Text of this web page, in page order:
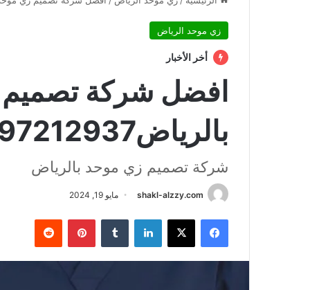
زي موحد الرياض
أخر الأخبار
افضل شركة
بالرياض0597212937
شركة تصميم زي موحد بالرياض
shakl-alzzy.com مايو 19, 2024
فيسبوك X لينكدإن بينتيريست